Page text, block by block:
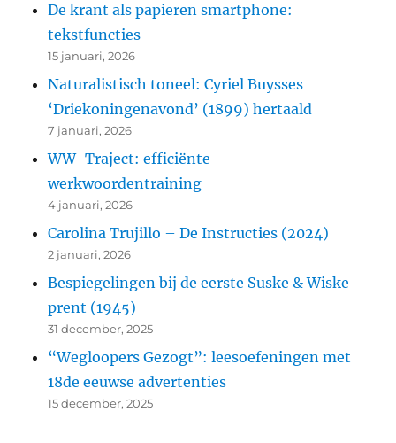
De krant als papieren smartphone:
tekstfuncties
15 januari, 2026
Naturalistisch toneel: Cyriel Buysses
‘Driekoningenavond’ (1899) hertaald
7 januari, 2026
WW-Traject: efficiënte
werkwoordentraining
4 januari, 2026
Carolina Trujillo – De Instructies (2024)
2 januari, 2026
Bespiegelingen bij de eerste Suske & Wiske
prent (1945)
31 december, 2025
“Wegloopers Gezogt”: leesoefeningen met
18de eeuwse advertenties
15 december, 2025